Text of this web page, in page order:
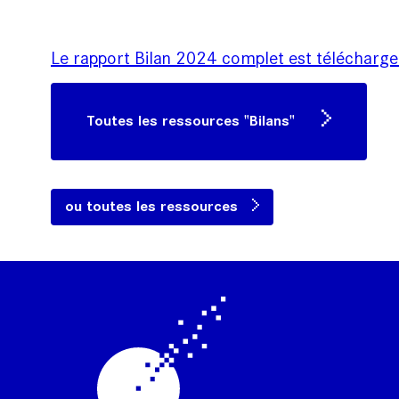
Le rapport Bilan 2024 complet est
Toutes les ressources "Bilans"
ou toutes les ressources